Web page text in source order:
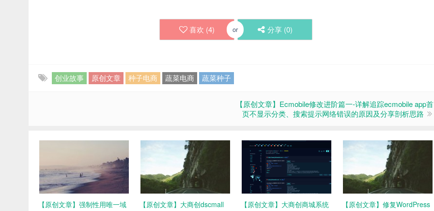
喜欢 (4) or 分享 (0)
创业故事 原创文章 种子电商 蔬菜电商 蔬菜种子
【原创文章】Ecmobile修改进阶篇一-详解追踪ecmobile app首
页不显示分类、搜索提示网络错误的原因及分享剖析思路
【原创文章】强制性用唯一域
【原创文章】大商创dscmall
【原创文章】大商创商城系统
【原创文章】修复WordPress